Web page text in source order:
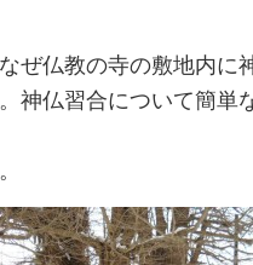
ぜ仏教の寺の敷地内に
神仏習合について簡単